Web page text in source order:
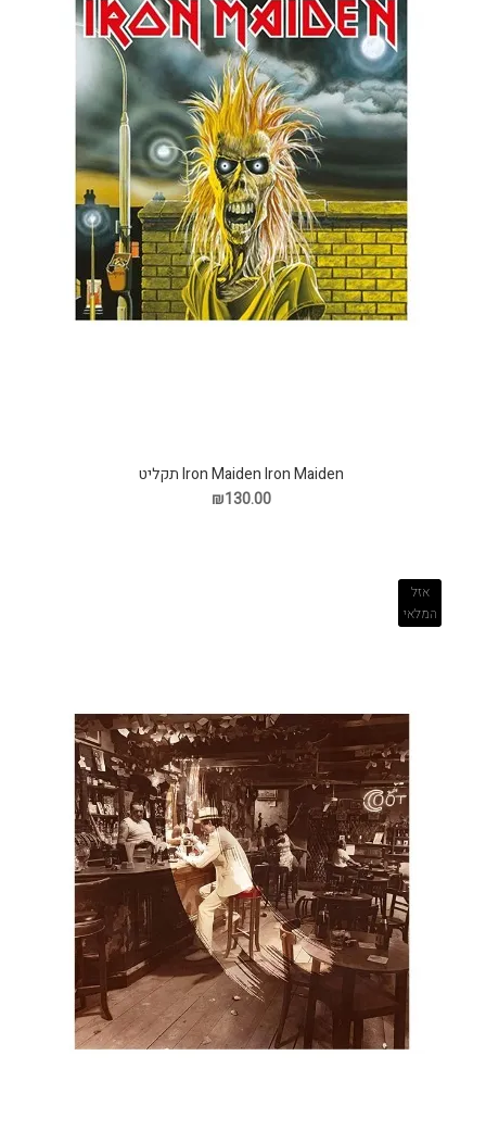
Iron Maiden Iron Maiden תקליט
₪130.00
אזל
המלאי